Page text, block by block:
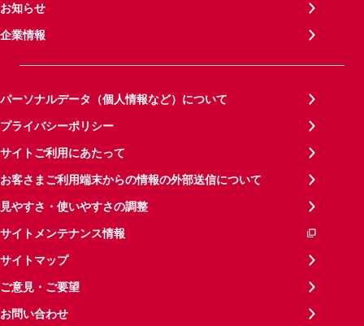
お知らせ
企業情報
パーソナルデータ（個人情報など）について
プライバシーポリシー
サイトご利用にあたって
お客さまご利用端末からの情報の外部送信について
見やすさ・使いやすさの調整
サイトメンテナンス情報
サイトマップ
ご意見・ご要望
お問い合わせ